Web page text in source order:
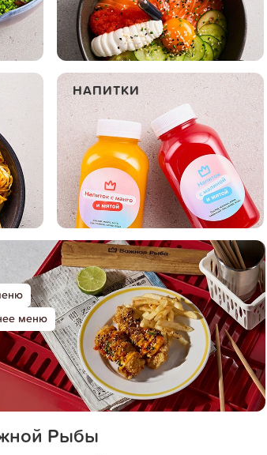
НАПИТКИ
меню
Рыбы